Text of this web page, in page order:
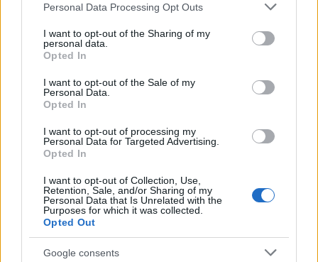
This information may also be disclosed by us to third parties
disclose it to other third parties.
Please note that this website/app uses one or more Google
services and may gather and store information including but
not limited to your visit or usage behaviour. You may click to
grant or deny consent to Google and its third-party tags to
consent section.
Personal Data Processing Opt Outs
I want to opt-out of the Sharing of my
personal data.
Opted In
I want to opt-out of the Sale of my
Personal Data.
Opted In
I want to opt-out of processing my
Personal Data for Targeted Advertising.
Opted In
I want to opt-out of Collection, Use,
Retention, Sale, and/or Sharing of my
Personal Data that Is Unrelated with the
Purposes for which it was collected.
Opted Out
Google consents